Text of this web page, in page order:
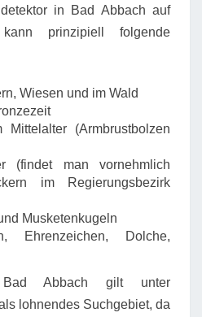
in Bad Abbach auf
prinzipiell folgende
Wiesen und im Wald
(Armbrustbolzen
(findet man vornehmlich
im Regierungsbezirk
Musketenkugeln
Ehrenzeichen, Dolche,
Abbach gilt unter
lohnendes Suchgebiet, da